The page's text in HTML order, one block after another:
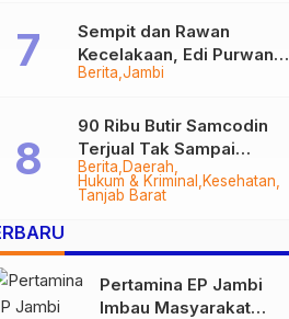
Berita Jambi
Sempit dan Rawan
Kecelakaan, Edi Purwanto
Targetkan Jalan Lintas
2028
Berita Daerah
Hukum & Kriminal
Kesehatan
Tanjab Barat
90 Ribu Butir Samcodin
Terjual Tak Sampai
Setahun, Indra Safari
Desak Audit Menyeluruh
Pertamina EP Jambi
Imbau Masyarakat